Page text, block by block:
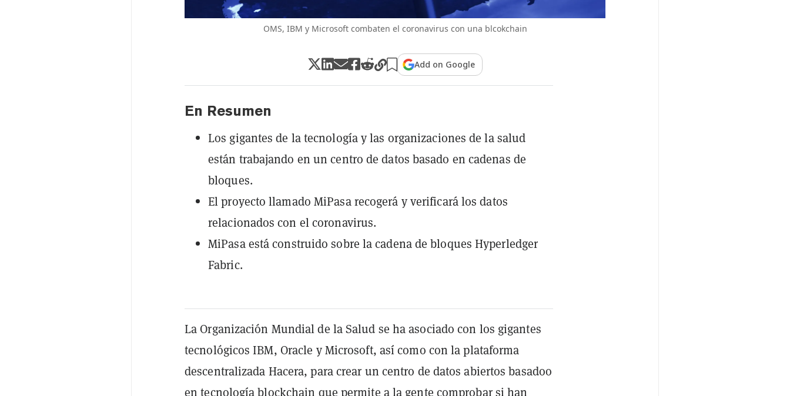
OMS, IBM y Microsoft combaten el coronavirus con una blcokchain
Add on Google
En Resumen
Los gigantes de la tecnología y las organizaciones de la salud
están trabajando en un centro de datos basado en cadenas de
bloques.
El proyecto llamado MiPasa recogerá y verificará los datos
relacionados con el coronavirus.
MiPasa está construido sobre la cadena de bloques Hyperledger
Fabric.
La Organización Mundial de la Salud se ha asociado con los gigantes
tecnológicos IBM, Oracle y Microsoft, así como con la plataforma
descentralizada Hacera, para crear un centro de datos abiertos basadoo
en tecnología blockchain que permite a la gente comprobar si han